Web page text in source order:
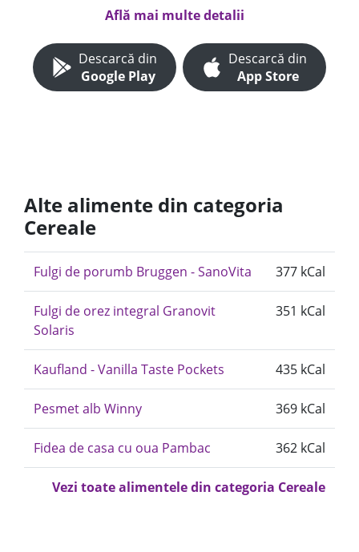
Află mai multe detalii
Descarcă din
Google Play
Descarcă din
App Store
Alte alimente din categoria
Cereale
Fulgi de porumb Bruggen - SanoVita 377 kCal
Fulgi de orez integral Granovit
Solaris
351 kCal
Kaufland - Vanilla Taste Pockets 435 kCal
Pesmet alb Winny 369 kCal
Fidea de casa cu oua Pambac 362 kCal
Vezi toate alimentele din categoria Cereale